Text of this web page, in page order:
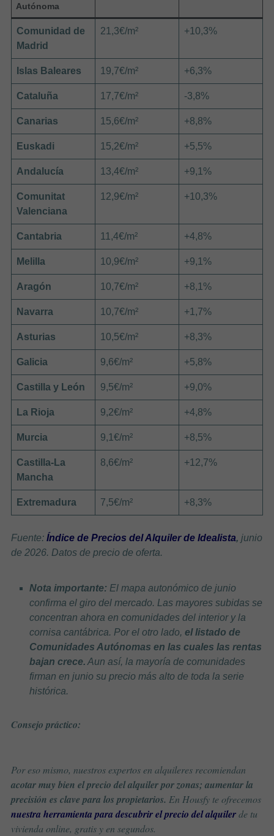
Autónoma
Comunidad de
Madrid
21,3€/m² +10,3%
Islas Baleares 19,7€/m² +6,3%
Cataluña 17,7€/m² -3,8%
Canarias 15,6€/m² +8,8%
Euskadi 15,2€/m² +5,5%
Andalucía 13,4€/m² +9,1%
Comunitat
Valenciana
12,9€/m² +10,3%
Cantabria 11,4€/m² +4,8%
Melilla 10,9€/m² +9,1%
Aragón 10,7€/m² +8,1%
Navarra 10,7€/m² +1,7%
Asturias 10,5€/m² +8,3%
Galicia 9,6€/m² +5,8%
Castilla y León 9,5€/m² +9,0%
La Rioja 9,2€/m² +4,8%
Murcia 9,1€/m² +8,5%
Castilla-La
Mancha
8,6€/m² +12,7%
Extremadura 7,5€/m² +8,3%
Fuente: Índice de Precios del Alquiler de Idealista, junio
de 2026. Datos de precio de oferta.
Nota importante: El mapa autonómico de junio
confirma el giro del mercado. Las mayores subidas se
concentran ahora en comunidades del interior y la
cornisa cantábrica. Por el otro lado,el listado de
Comunidades Autónomas en las cuales las rentas
bajan crece. Aun así, la mayoría de comunidades
firman en junio su precio más alto de toda la serie
histórica.
Consejo práctico:
Por eso mismo, nuestros expertos en alquileres recomiendan
acotar muy bien el precio del alquiler por zonas; aumentar la
precisión es clave para los propietarios. En Housfy te ofrecemos
nuestra herramienta para descubrir el precio del alquilerde tu
vivienda online, gratis y en segundos.